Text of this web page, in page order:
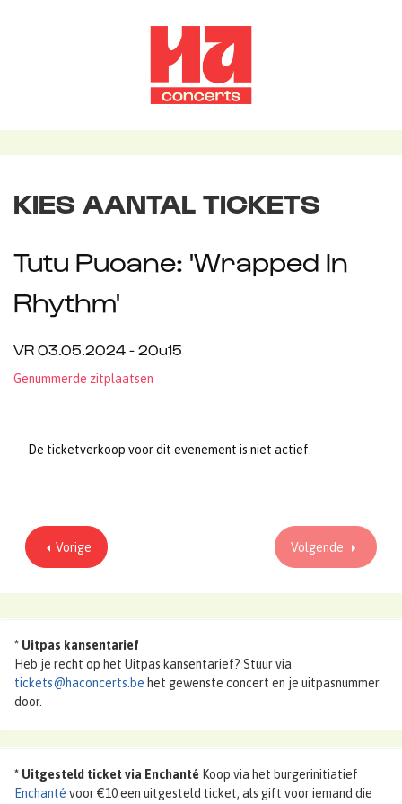
KIES AANTAL TICKETS
Tutu Puoane: 'Wrapped In
Rhythm'
VR 03.05.2024 - 20u15
Genummerde zitplaatsen
De ticketverkoop voor dit evenement is niet actief.
Vorige Volgende
* Uitpas kansentarief
Heb je recht op het Uitpas kansentarief? Stuur via
tickets@haconcerts.be het gewenste concert en je uitpasnummer
door.
* Uitgesteld ticket via Enchanté Koop via het burgerinitiatief
Enchanté voor €10 een uitgesteld ticket, als gift voor iemand die